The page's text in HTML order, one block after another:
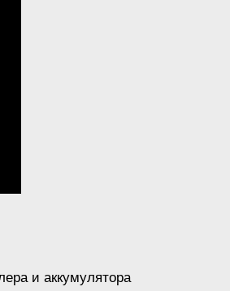
и аккумулятора